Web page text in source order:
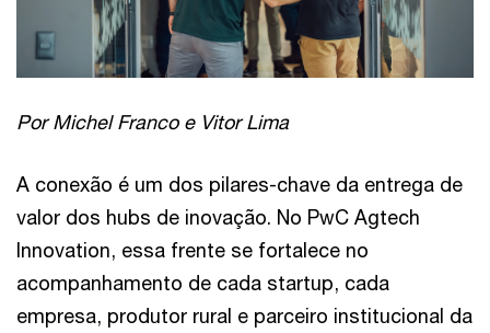
Por Michel Franco e Vitor Lima
A conexão é um dos pilares-chave da entrega de
valor dos hubs de inovação. No PwC Agtech
Innovation, essa frente se fortalece no
acompanhamento de cada startup, cada
empresa, produtor rural e parceiro institucional da